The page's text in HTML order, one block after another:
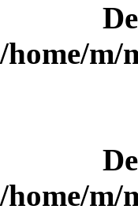
/home/m/
/home/m/